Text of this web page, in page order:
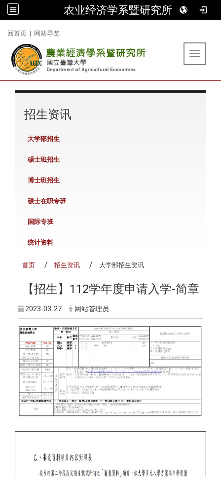
农业经济学系暨研究所
回首页 | 网站导览
Toggle
招生资讯
大学部招生
硕士班招生
博士班招生
硕士在职专班
国际专班
统计资料
首页 招生资讯 大学部招生资讯
【招生】112学年度申请入学-简章
2023-03-27 网站管理员